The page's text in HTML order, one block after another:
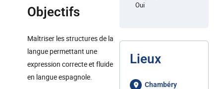
Objectifs
Maîtriser les structures de la
langue permettant une
expression correcte et fluide
en langue espagnole.
Oui
Lieux
Chambéry